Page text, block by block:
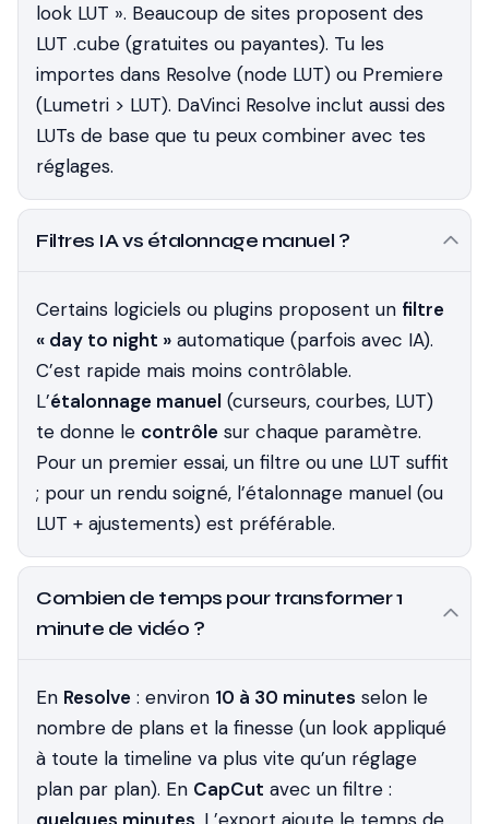
look LUT ». Beaucoup de sites proposent des
LUT .cube (gratuites ou payantes). Tu les
importes dans Resolve (node LUT) ou Premiere
(Lumetri > LUT). DaVinci Resolve inclut aussi des
LUTs de base que tu peux combiner avec tes
réglages.
Filtres IA vs étalonnage manuel ?
Certains logiciels ou plugins proposent un filtre
« day to night » automatique (parfois avec IA).
C’est rapide mais moins contrôlable.
L’étalonnage manuel (curseurs, courbes, LUT)
te donne le contrôle sur chaque paramètre.
Pour un premier essai, un filtre ou une LUT suffit
; pour un rendu soigné, l’étalonnage manuel (ou
LUT + ajustements) est préférable.
Combien de temps pour transformer 1
minute de vidéo ?
En Resolve : environ 10 à 30 minutes selon le
nombre de plans et la finesse (un look appliqué
à toute la timeline va plus vite qu’un réglage
plan par plan). En CapCut avec un filtre :